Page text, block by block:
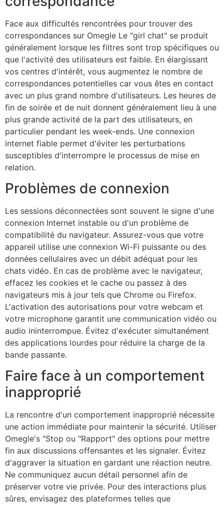
Face aux difficultés rencontrées pour trouver des
correspondances sur Omegle Le "girl chat" se produit
généralement lorsque les filtres sont trop spécifiques ou
que l'activité des utilisateurs est faible. En élargissant
vos centres d'intérêt, vous augmentez le nombre de
correspondances potentielles car vous êtes en contact
avec un plus grand nombre d'utilisateurs. Les heures de
fin de soirée et de nuit donnent généralement lieu à une
plus grande activité de la part des utilisateurs, en
particulier pendant les week-ends. Une connexion
internet fiable permet d'éviter les perturbations
susceptibles d'interrompre le processus de mise en
relation.
Problèmes de connexion
Les sessions déconnectées sont souvent le signe d'une
connexion Internet instable ou d'un problème de
compatibilité du navigateur. Assurez-vous que votre
appareil utilise une connexion Wi-Fi puissante ou des
données cellulaires avec un débit adéquat pour les
chats vidéo. En cas de problème avec le navigateur,
effacez les cookies et le cache ou passez à des
navigateurs mis à jour tels que Chrome ou Firefox.
L'activation des autorisations pour votre webcam et
votre microphone garantit une communication vidéo ou
audio ininterrompue. Évitez d'exécuter simultanément
des applications lourdes pour réduire la charge de la
bande passante.
Faire face à un comportement
inapproprié
La rencontre d'un comportement inapproprié nécessite
une action immédiate pour maintenir la sécurité. Utiliser
Omegle's "Stop ou "Rapport" des options pour mettre
fin aux discussions offensantes et les signaler. Évitez
d'aggraver la situation en gardant une réaction neutre.
Ne communiquez aucun détail personnel afin de
préserver votre vie privée. Pour des interactions plus
sûres, envisagez des plateformes telles que